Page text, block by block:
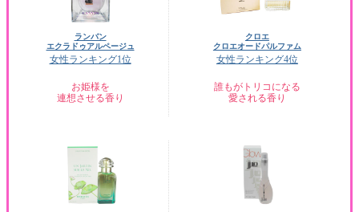
ランバン
エクラドゥアルページュ
女性ランキング1位
お姫様を
連想させる香り
クロエ
クロエオードパルファム
女性ランキング4位
誰もがトリコになる
愛される香り